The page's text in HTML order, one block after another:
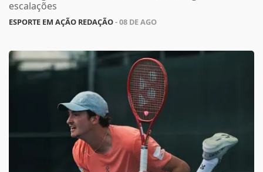
escalações
ESPORTE EM AÇÃO REDAÇÃO- 08 DE AGO